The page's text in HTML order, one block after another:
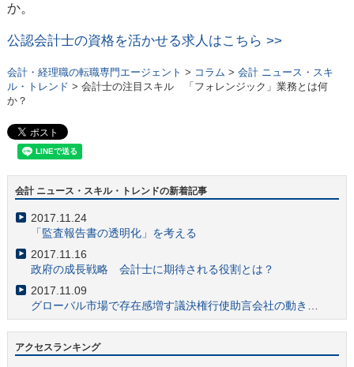
か。
公認会計士の資格を活かせる求人はこちら >>
会計・経理職の転職専門エージェント > コラム > 会計 ニュース・スキ
ル・トレンド > 会計士の注目スキル 「フォレンジック」業務とは何
か？
会計 ニュース・スキル・トレンドの新着記事
2017.11.24
「監査報告書の透明化」を考える
2017.11.16
政府の成長戦略 会計士に期待される役割とは？
2017.11.09
グローバル市場で存在感増す議決権行使助言会社の動きに注目
仮想通貨と会計・税務の最新事情 会計士業務への影響は？
アクセスランキング